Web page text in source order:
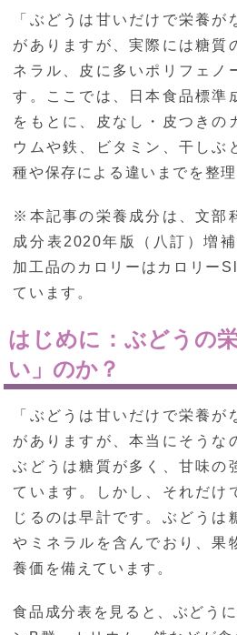
「ぶどうは甘いだけで栄養が
がありますが、実際には糖質
ネラル、皮に多いポリフェノ
す。ここでは、日本食品標準
をもとに、皮なし・皮つきの
ウムや鉄、ビタミン、干しぶ
種や保存による違いまでを整理
※本記事の栄養成分は、文部
成分表2020年版（八訂）増
加工品のカロリーはカロリー
ています。
はじめに：ぶどうの
い」のか？
「ぶどうは甘いだけで栄養が
がありますが、本当にそうな
ぶどうは糖質が多く、甘味の
ています。しかし、それだけ
じるのは早計です。ぶどうは
やミネラルを含んでおり、果
養価を備えています。
食品成分表を見ると、ぶどう